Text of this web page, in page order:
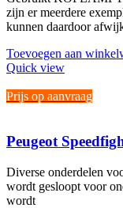
zijn er meerdere
kunnen daardoor
Toevoegen aan
Quick view
Prijs op aanvraag
Peugeot
Diverse onderdelen
wordt gesloopt voor
wordt